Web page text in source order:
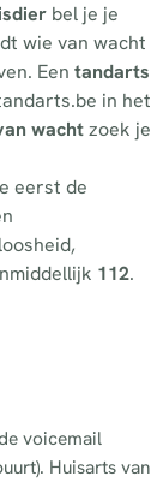
bel je je
wie van wacht
Een tandarts
in het
wachtzoek je
eerst de
112.
voicemail
Huisarts van